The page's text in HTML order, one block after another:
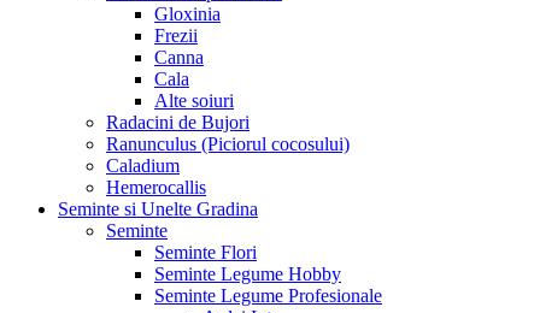
Gloxinia
Frezii
Canna
Cala
Alte soiuri
Radacini de Bujori
Ranunculus (Piciorul cocosului)
Caladium
Hemerocallis
Seminte si Unelte Gradina
Seminte
Seminte Flori
Seminte Legume Hobby
Seminte Legume Profesionale